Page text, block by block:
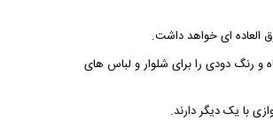
العاده ای خواهد داشت.
رنگ دودی را برای شلوار و لباس های
با یک دیگر دارند.